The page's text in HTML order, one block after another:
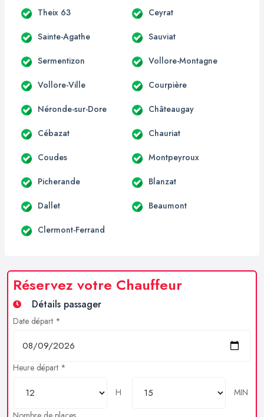
Theix 63 Ceyrat
Sainte-Agathe Sauviat
Sermentizon Vollore-Montagne
Vollore-Ville Courpière
Néronde-sur-Dore Châteaugay
Cébazat Chauriat
Coudes Montpeyroux
Picherande Blanzat
Dallet Beaumont
Clermont-Ferrand
Réservez votre Chauffeur
Détails passager
Date départ *
Heure départ *
H
MIN